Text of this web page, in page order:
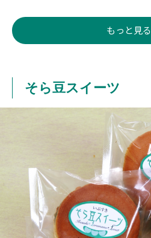
もっと見る
そら豆スイーツ